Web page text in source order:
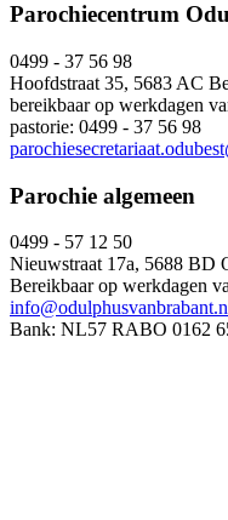
Parochiecentrum
0499 - 37 56 98
Hoofdstraat 35, 5683 AC
bereikbaar op werkdagen
pastorie: 0499 - 37 56 98
Parochie algemeen
0499 - 57 12 50
Nieuwstraat 17a, 5688 BD
Bereikbaar op werkdagen
Bank: NL57 RABO 0162